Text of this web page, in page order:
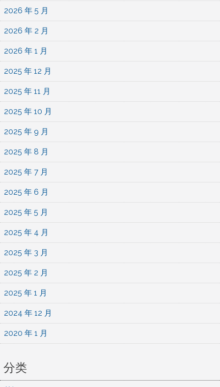
2026 年 5 月
2026 年 2 月
2026 年 1 月
2025 年 12 月
2025 年 11 月
2025 年 10 月
2025 年 9 月
2025 年 8 月
2025 年 7 月
2025 年 6 月
2025 年 5 月
2025 年 4 月
2025 年 3 月
2025 年 2 月
2025 年 1 月
2024 年 12 月
2020 年 1 月
分类